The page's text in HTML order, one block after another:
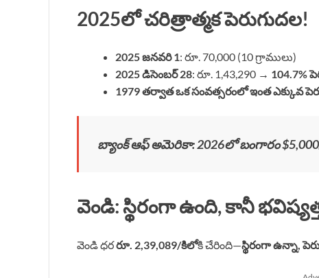
2025లో చరిత్రాత్మక పెరుగుదల!
2025 జనవరి 1: రూ. 70,000 (10 గ్రాములు)
2025 డిసెంబర్ 28: రూ. 1,43,290 → 104.7%
1979 తర్వాత ఒక సంవత్సరంలో ఇంత ఎక్కువ
బ్యాంక్ ఆఫ్ అమెరికా: 2026లో బంగారం $5,000/
వెండి: స్థిరంగా ఉంది, కానీ
వెండి ధరరూ. 2,39,089/కిలోకి చేరింది—స్థిరంగా ఉన్నా,